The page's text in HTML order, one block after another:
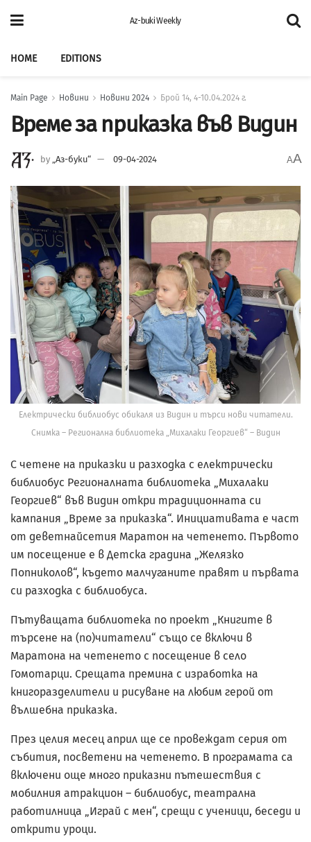
Az-buki Weekly
HOME EDITIONS
Main Page Новини Новини 2024 Брой 14, 4-10.04.2024 г.
Време за приказка във Видин
by „Аз-буки“ 09-04-2024 AA
Електрически библиобус обикаля из Видин и търси нови читатели.
Снимка – Регионална библиотека „Михалаки Георгиев“ – Видин
С четене на приказки и разходка с електрически
библиобус Регионалната библиотека „Михалаки
Георгиев“ във Видин откри традиционната си
кампания „Време за приказка“. Инициативата е част
от деветнайсетия Маратон на четенето. Първото
им посещение е в Детска градина „Желязко
Попниколов“, където малчуганите правят и първата
си разходка с библиобуса.
Пътуващата библиотека по проект „Книгите в
търсене на (по)читатели“ също се включи в
Маратона на четенето с посещение в село
Гомотарци. Срещата премина с изработка на
книгоразделители и рисуване на любим герой от
вълшебна приказка.
През целия месец април ще се провеждат серия от
събития, посветени на четенето. В програмата са
включени още много приказни пътешествия с
мобилния атракцион – библиобус, театрална
работилница „Играй с мен“, срещи с ученици, беседи и
открити уроци.